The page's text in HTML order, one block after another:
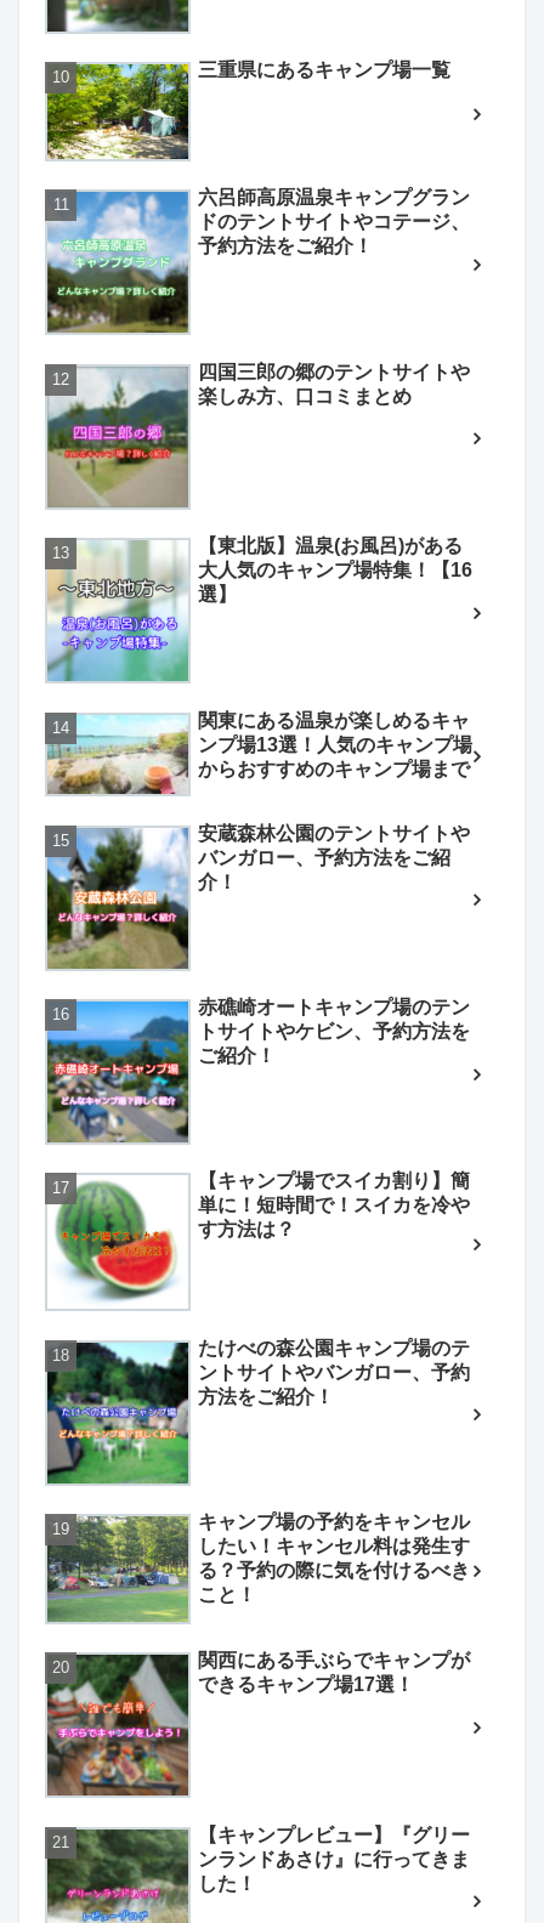
三重県にあるキャンプ場一覧
六呂師高原温泉キャンプグラン
ドのテントサイトやコテージ、
予約方法をご紹介！
四国三郎の郷のテントサイトや
楽しみ方、口コミまとめ
【東北版】温泉(お風呂)がある
大人気のキャンプ場特集！【16
選】
関東にある温泉が楽しめるキャ
ンプ場13選！人気のキャンプ場
からおすすめのキャンプ場まで
安蔵森林公園のテントサイトや
バンガロー、予約方法をご紹
介！
赤礁崎オートキャンプ場のテン
トサイトやケビン、予約方法を
ご紹介！
【キャンプ場でスイカ割り】簡
単に！短時間で！スイカを冷や
す方法は？
たけべの森公園キャンプ場のテ
ントサイトやバンガロー、予約
方法をご紹介！
キャンプ場の予約をキャンセル
したい！キャンセル料は発生す
る？予約の際に気を付けるべき
こと！
関西にある手ぶらでキャンプが
できるキャンプ場17選！
【キャンプレビュー】『グリー
ンランドあさけ』に行ってきま
した！